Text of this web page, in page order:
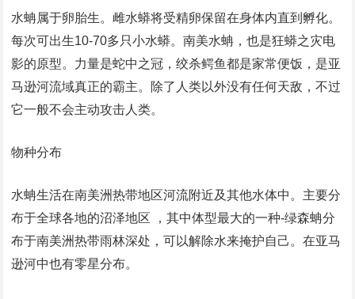
水蚺属于卵胎生。雌水蟒将受精卵保留在身体内直到孵化。
每次可出生10-70多只小水蟒。南美水蚺，也是狂蟒之灾电
影的原型。力量是蛇中之冠，绞杀鳄鱼都是家常便饭，是亚
马逊河流域真正的霸主。除了人类以外没有任何天敌，不过
它一般不会主动攻击人类。
物种分布
水蚺生活在南美洲热带地区河流附近及其他水体中。主要分
布于全球各地的沼泽地区 ，其中体型最大的一种-绿森蚺分
布于南美洲热带雨林深处，可以解除水来掩护自己。在亚马
逊河中也有零星分布。